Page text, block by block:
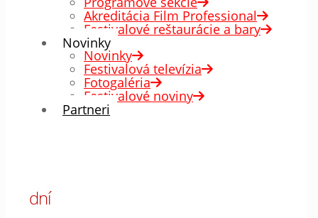
Akreditácia Film Professional
Festivalové reštaurácie a bary
Novinky
Novinky
Festivalová televízia
Fotogaléria
Festivalové noviny
Partneri
dní